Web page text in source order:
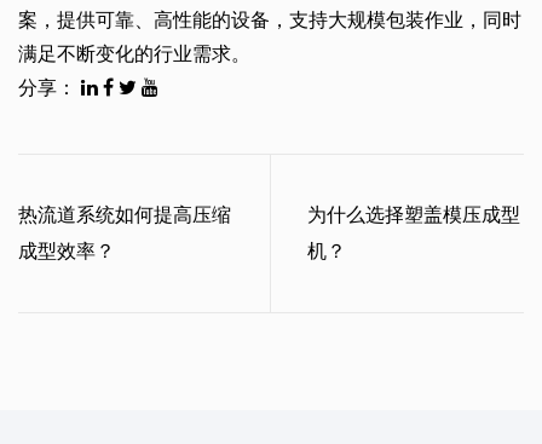
案，提供可靠、高性能的设备，支持大规模包装作业，同时
满足不断变化的行业需求。
分享：
热流道系统如何提高压缩
成型效率？
为什么选择塑盖模压成型
机？